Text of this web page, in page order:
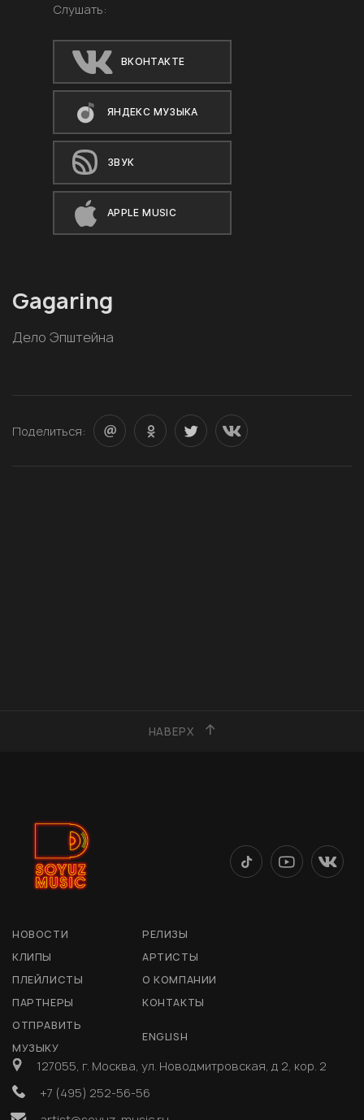
Слушать:
ВКОНТАКТЕ
ЯНДЕКС МУЗЫКА
ЗВУК
APPLE MUSIC
Gagaring
Дело Эпштейна
Поделиться:
НАВЕРХ
НОВОСТИ
РЕЛИЗЫ
КЛИПЫ
АРТИСТЫ
ПЛЕЙЛИСТЫ
О КОМПАНИИ
ПАРТНЕРЫ
КОНТАКТЫ
ОТПРАВИТЬ
МУЗЫКУ
ENGLISH
127055, г. Москва, ул. Новодмитровская, д 2, кор. 2
+7 (495) 252-56-56